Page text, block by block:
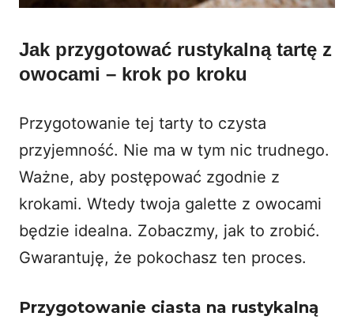
Jak przygotować rustykalną tartę z
owocami – krok po kroku
Przygotowanie tej tarty to czysta
przyjemność. Nie ma w tym nic trudnego.
Ważne, aby postępować zgodnie z
krokami. Wtedy twoja galette z owocami
będzie idealna. Zobaczmy, jak to zrobić.
Gwarantuję, że pokochasz ten proces.
Przygotowanie ciasta na rustykalną